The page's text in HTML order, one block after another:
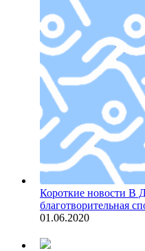
Короткие новости В
благотворительная
01.06.2020